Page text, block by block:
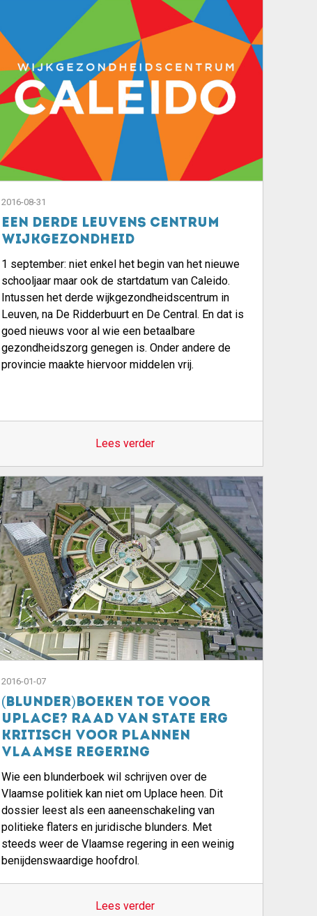
2016-08-31
Een derde Leuvens centrum
wijkgezondheid
1 september: niet enkel het begin van het nieuwe
schooljaar maar ook de startdatum van Caleido.
Intussen het derde wijkgezondheidscentrum in
Leuven, na De Ridderbuurt en De Central. En dat is
goed nieuws voor al wie een betaalbare
gezondheidszorg genegen is. Onder andere de
provincie maakte hiervoor middelen vrij.
Lees verder
2016-01-07
(Blunder)boeken toe voor
Uplace? Raad van State erg
kritisch voor plannen
Vlaamse regering
Wie een blunderboek wil schrijven over de
Vlaamse politiek kan niet om Uplace heen. Dit
dossier leest als een aaneenschakeling van
politieke flaters en juridische blunders. Met
steeds weer de Vlaamse regering in een weinig
benijdenswaardige hoofdrol.
Lees verder